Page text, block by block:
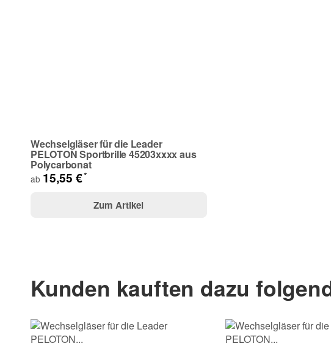
Bitte beachten Sie unsere Datenschutzerklärung
Wechselgläser für die Leader
PELOTON Sportbrille 45203xxxx aus
Polycarbonat
ab 15,55 €*
Zum Artikel
Kunden kauften dazu